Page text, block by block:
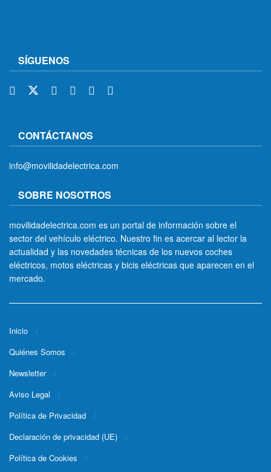
SÍGUENOS
CONTÁCTANOS
info@movilidadelectrica.com
SOBRE NOSOTROS
movilidadelectrica.com es un portal de información sobre el
sector del vehículo eléctrico. Nuestro fin es acercar al lector la
actualidad y las novedades técnicas de los nuevos coches
eléctricos, motos eléctricas y bicis eléctricas que aparecen en el
mercado.
Inicio
Quiénes Somos
Newsletter
Aviso Legal
Política de Privacidad
Declaración de privacidad (UE)
Política de Cookies